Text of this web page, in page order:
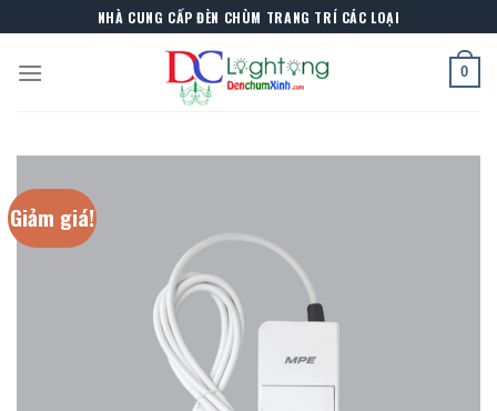
to
content
NHÀ CUNG CẤP ĐÈN CHÙM TRANG TRÍ CÁC LOẠI
0
Giảm giá!